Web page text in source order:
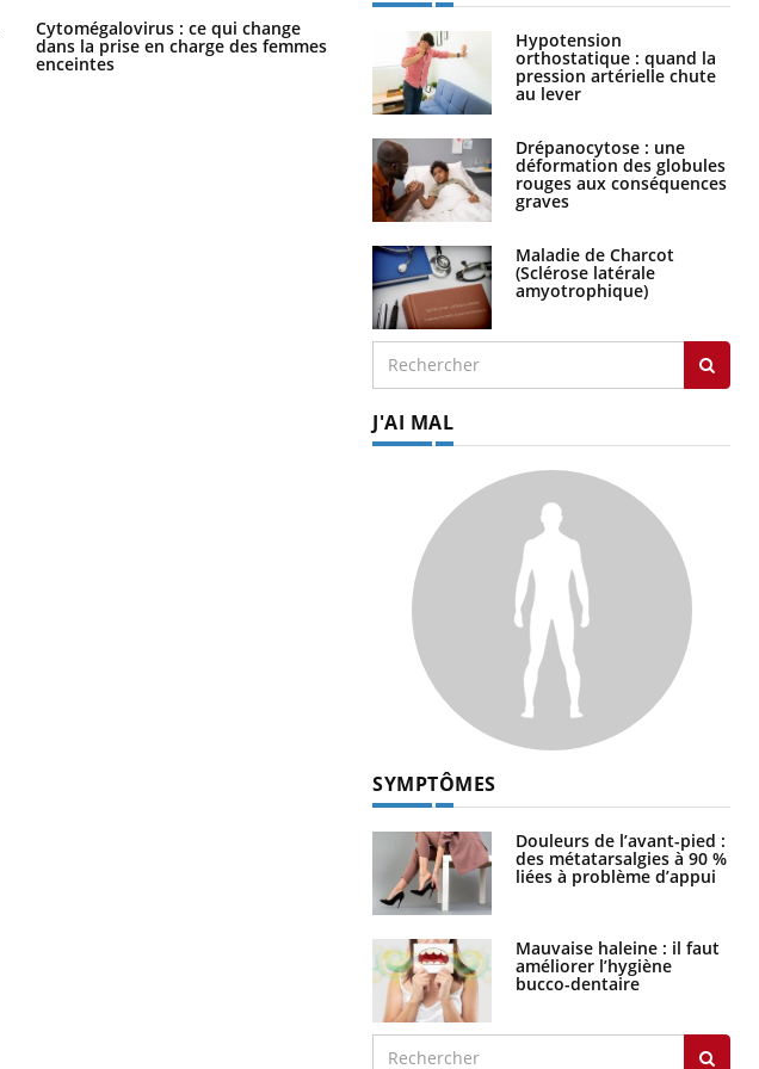
Cytomégalovirus : ce qui change
dans la prise en charge des femmes
enceintes
la nuit ? Hypotension
orthostatique : quand la
pression artérielle chute
au lever
Drépanocytose : une
déformation des globules
rouges aux conséquences
graves
Maladie de Charcot
(Sclérose latérale
amyotrophique)
J'AI MAL
SYMPTÔMES
Douleurs de l’avant-pied :
des métatarsalgies à 90 %
liées à problème d’appui
Mauvaise haleine : il faut
améliorer l’hygiène
bucco-dentaire